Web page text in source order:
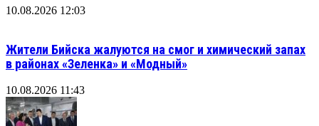
10.08.2026 12:03
Жители Бийска жалуются на смог и химический запах
в районах «Зеленка» и «Модный»
10.08.2026 11:43